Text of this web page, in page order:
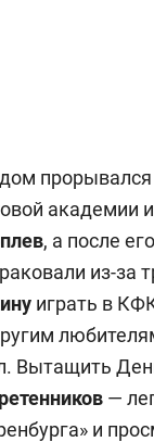
академии
, а после
из-за
играть в
Вытащить
—
и